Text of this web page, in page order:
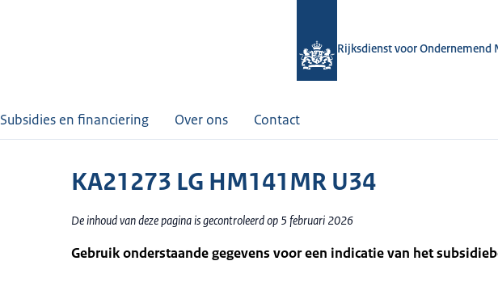
Rijksdienst voor Ondernemend
Subsidies en financiering Over ons Contact
KA21273 LG HM141MR U34
De inhoud van deze pagina is gecontroleerd op 5 februari 2026
Gebruik onderstaande gegevens voor een indicatie van het